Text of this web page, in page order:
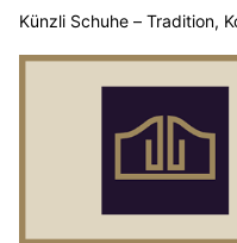
Künzli Schuhe – Tradition,